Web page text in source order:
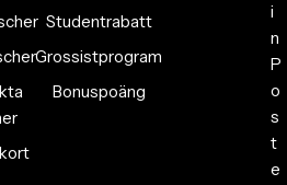
Studentrabatt
Grossistprogram
Bonuspoäng
i
n
P
o
s
t
e